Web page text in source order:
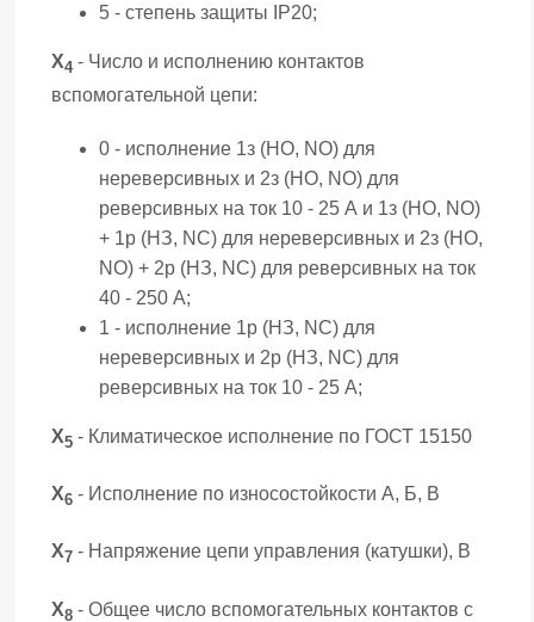
5 - степень защиты IP20;
Х4 - Число и исполнению контактов
вспомогательной цепи:
0 - исполнение 1з (НО, NO) для
нереверсивных и 2з (НО, NO) для
реверсивных на ток 10 - 25 А и 1з (НО, NO)
+ 1р (НЗ, NC) для нереверсивных и 2з (НО,
NO) + 2р (НЗ, NC) для реверсивных на ток
40 - 250 А;
1 - исполнение 1р (НЗ, NC) для
нереверсивных и 2р (НЗ, NC) для
реверсивных на ток 10 - 25 А;
Х5 - Климатическое исполнение по ГОСТ 15150
Х6 - Исполнение по износостойкости А, Б, В
Х7 - Напряжение цепи управления (катушки), В
Х8 - Общее число вспомогательных контактов с